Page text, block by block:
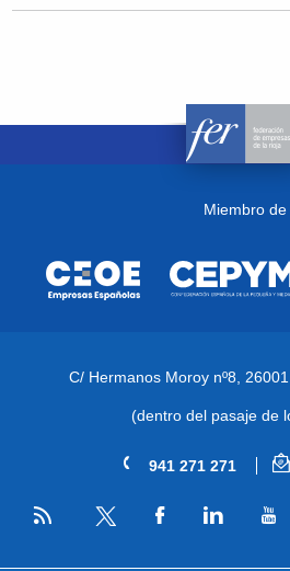
Miembro de
C/ Hermanos Moroy nº8,
(dentro del pasaje de
941 271 271
RSS